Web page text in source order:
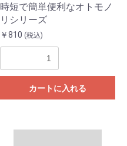
時短で簡単便利なオトモノ
リシリーズ
￥810 (税込)
カートに入れる